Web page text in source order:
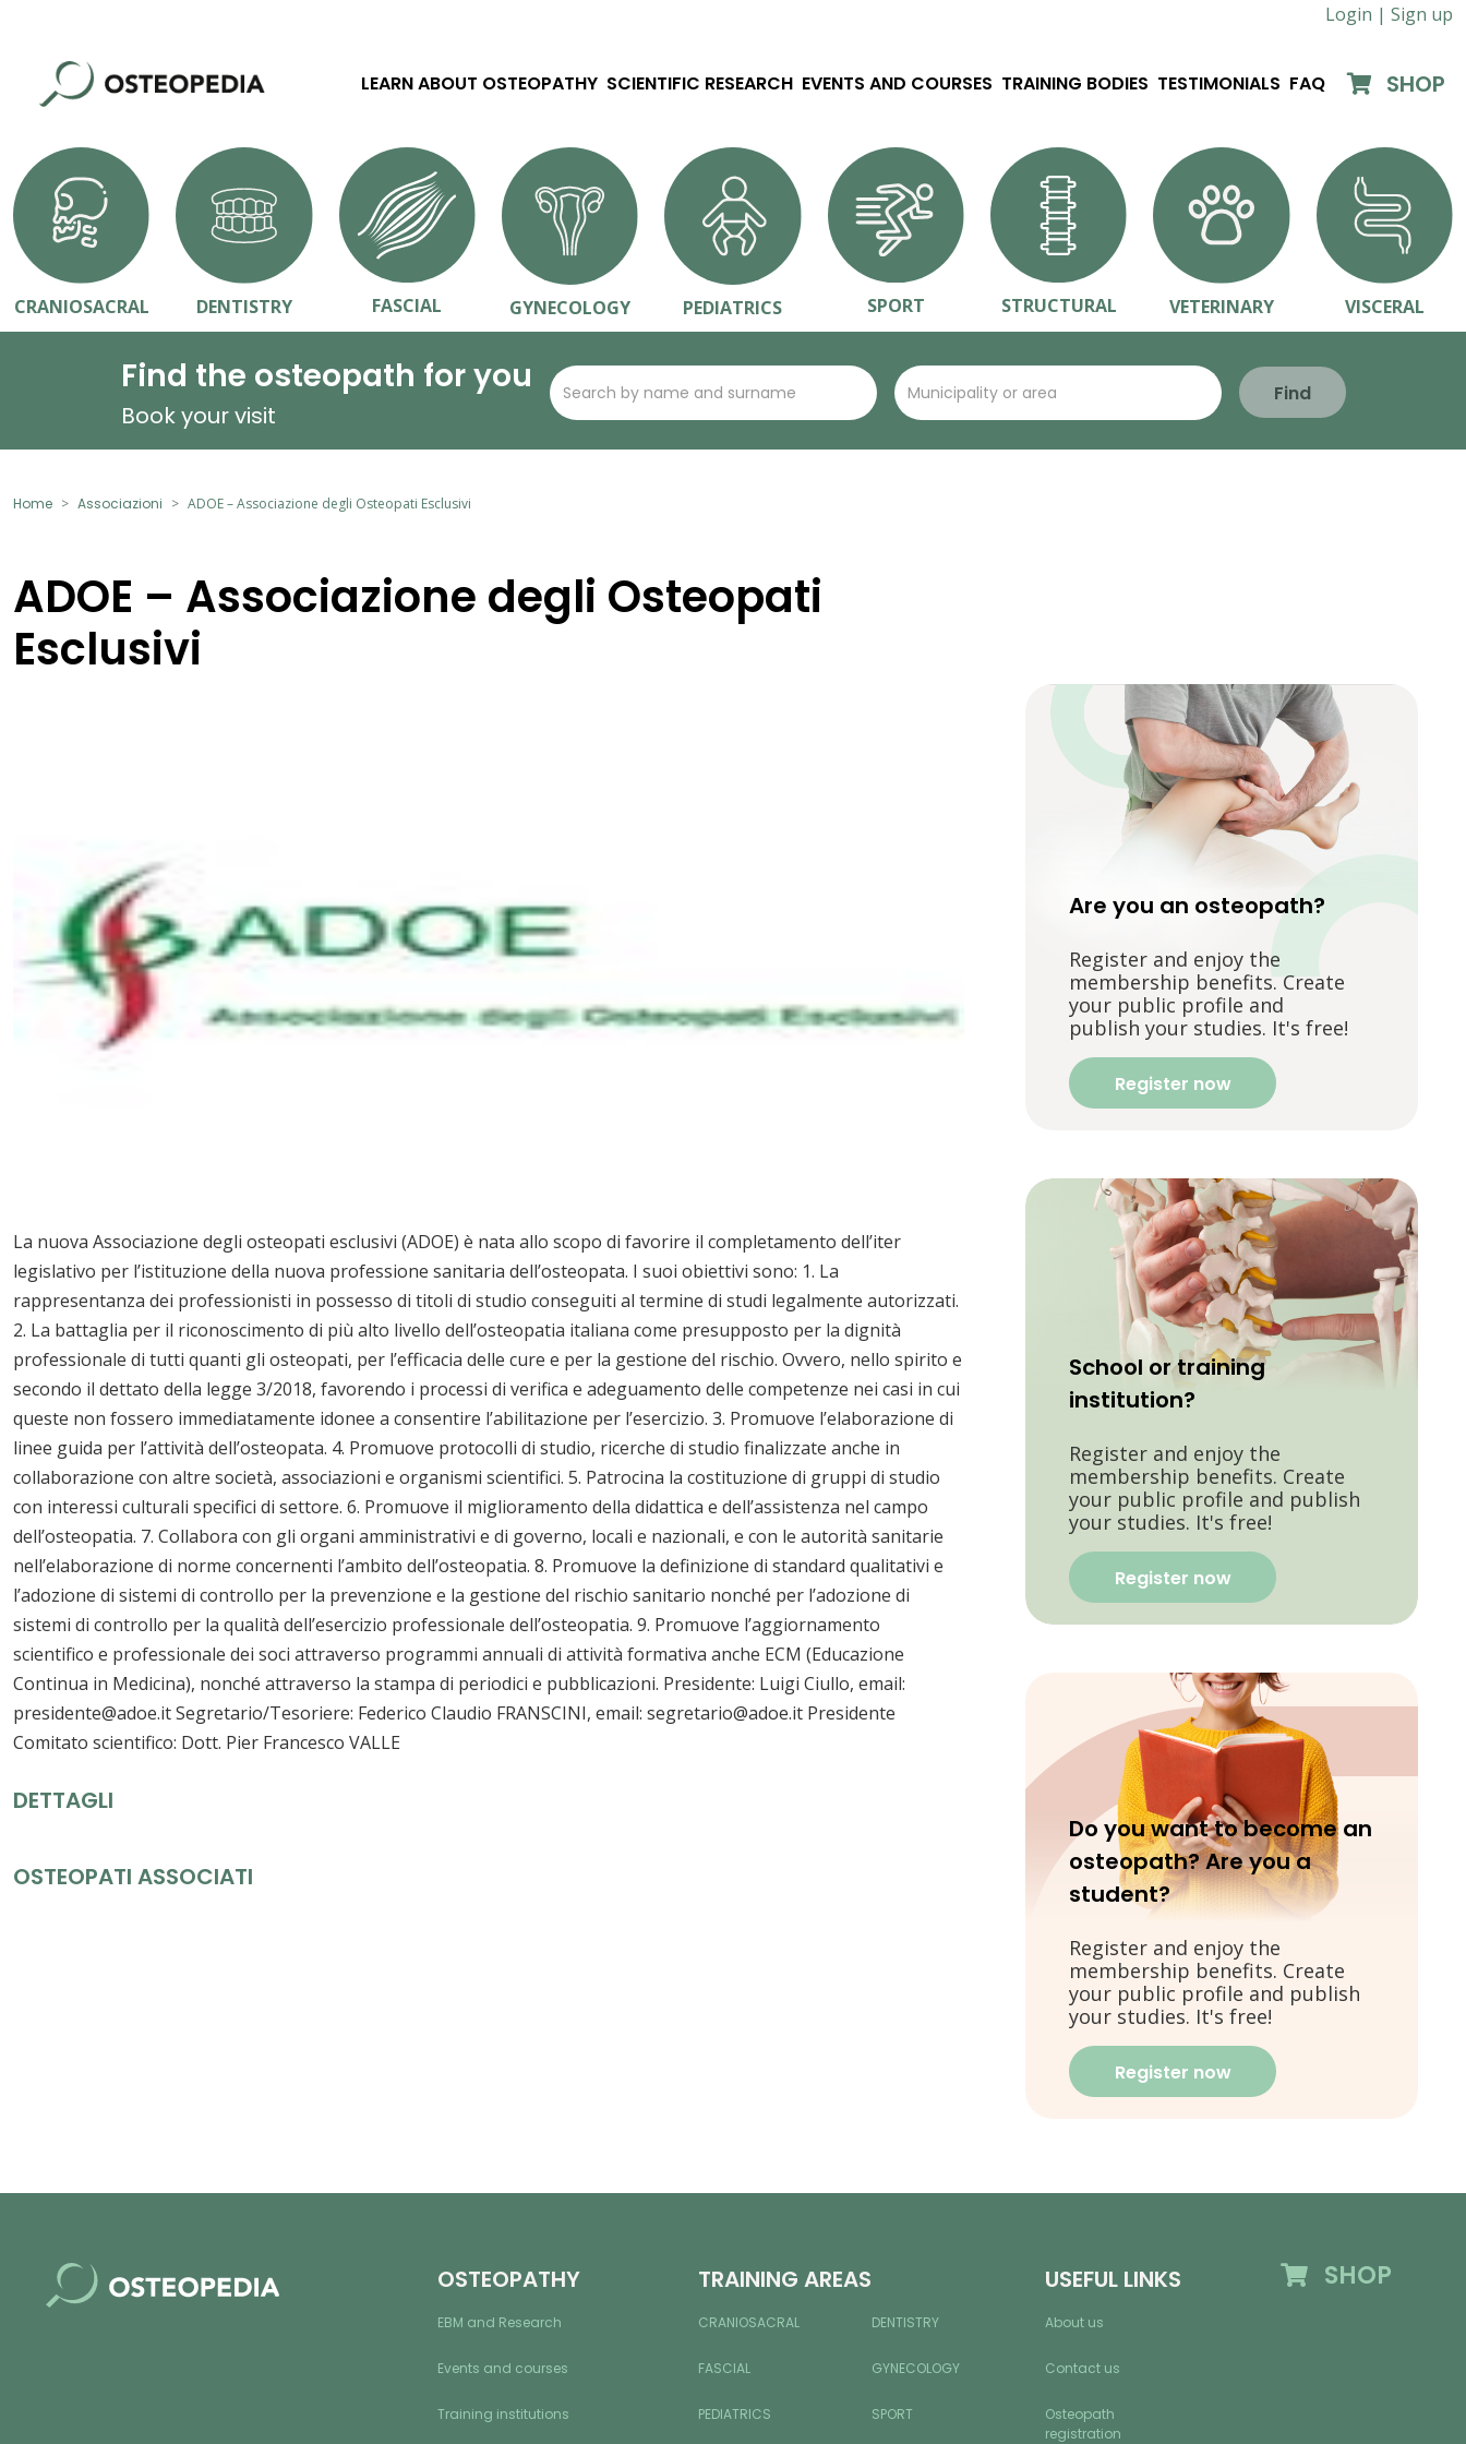
Login | Sign up
LEARN ABOUT OSTEOPATHY SCIENTIFIC RESEARCH EVENTS AND COURSES TRAINING BODIES TESTIMONIALS FAQ SHOP
CRANIOSACRAL DENTISTRY FASCIAL GYNECOLOGY PEDIATRICS SPORT STRUCTURAL VETERINARY VISCERAL
Find the osteopath for you
Book your visit
Find
Home Associazioni ADOE – Associazione degli Osteopati Esclusivi
ADOE – Associazione degli Osteopati
Esclusivi
La nuova Associazione degli osteopati esclusivi (ADOE) è nata allo scopo di favorire il completamento dell’iter
legislativo per l’istituzione della nuova professione sanitaria dell’osteopata. I suoi obiettivi sono: 1. La
rappresentanza dei professionisti in possesso di titoli di studio conseguiti al termine di studi legalmente autorizzati.
2. La battaglia per il riconoscimento di più alto livello dell’osteopatia italiana come presupposto per la dignità
professionale di tutti quanti gli osteopati, per l’efficacia delle cure e per la gestione del rischio. Ovvero, nello spirito e
secondo il dettato della legge 3/2018, favorendo i processi di verifica e adeguamento delle competenze nei casi in cui
queste non fossero immediatamente idonee a consentire l’abilitazione per l’esercizio. 3. Promuove l’elaborazione di
linee guida per l’attività dell’osteopata. 4. Promuove protocolli di studio, ricerche di studio finalizzate anche in
collaborazione con altre società, associazioni e organismi scientifici. 5. Patrocina la costituzione di gruppi di studio
con interessi culturali specifici di settore. 6. Promuove il miglioramento della didattica e dell’assistenza nel campo
dell’osteopatia. 7. Collabora con gli organi amministrativi e di governo, locali e nazionali, e con le autorità sanitarie
nell’elaborazione di norme concernenti l’ambito dell’osteopatia. 8. Promuove la definizione di standard qualitativi e
l’adozione di sistemi di controllo per la prevenzione e la gestione del rischio sanitario nonché per l’adozione di
sistemi di controllo per la qualità dell’esercizio professionale dell’osteopatia. 9. Promuove l’aggiornamento
scientifico e professionale dei soci attraverso programmi annuali di attività formativa anche ECM (Educazione
Continua in Medicina), nonché attraverso la stampa di periodici e pubblicazioni. Presidente: Luigi Ciullo, email:
presidente@adoe.it Segretario/Tesoriere: Federico Claudio FRANSCINI, email: segretario@adoe.it Presidente
Comitato scientifico: Dott. Pier Francesco VALLE
DETTAGLI
OSTEOPATI ASSOCIATI
Are you an osteopath?
Register and enjoy the
membership benefits. Create
your public profile and
publish your studies. It's free!
Register now
School or training
institution?
Register and enjoy the
membership benefits. Create
your public profile and publish
your studies. It's free!
Register now
Do you want to become an
osteopath? Are you a
student?
Register and enjoy the
membership benefits. Create
your public profile and publish
your studies. It's free!
Register now
OSTEOPATHY
EBM and Research
Events and courses
Training institutions
TRAINING AREAS
CRANIOSACRAL DENTISTRY
FASCIAL GYNECOLOGY
PEDIATRICS SPORT
USEFUL LINKS
About us
Contact us
Osteopath
registration
SHOP